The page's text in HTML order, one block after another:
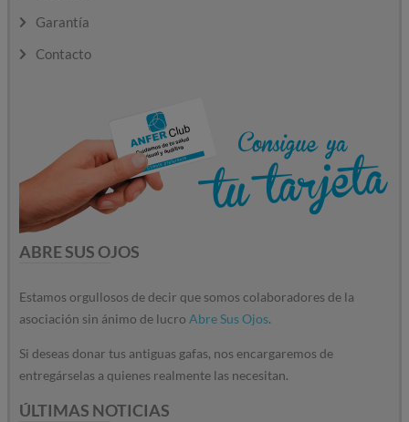
Garantía
Contacto
ABRE SUS OJOS
Estamos orgullosos de decir que somos colaboradores de la
asociación sin ánimo de lucro Abre Sus Ojos.
Si deseas donar tus antiguas gafas, nos encargaremos de
entregárselas a quienes realmente las necesitan.
ÚLTIMAS NOTICIAS